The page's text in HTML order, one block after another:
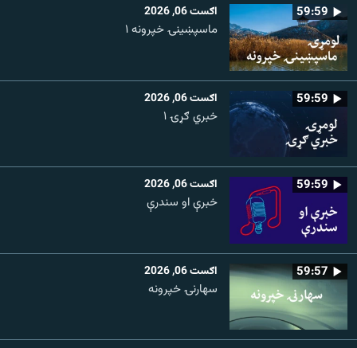
59:59 اګست 06, 2026
ماسپښينۍ خپرونه ۱
59:59 اګست 06, 2026
خبري ګړۍ ۱
59:59 اګست 06, 2026
خبرې او سندرې
59:57 اګست 06, 2026
سهارنۍ خپرونه